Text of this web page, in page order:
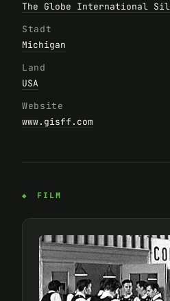
The Globe International
Stadt
Michigan
Land
USA
Website
www.gisff.com
FILM